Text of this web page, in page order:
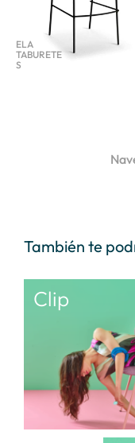
ELA
TABURETE
S
También te
Clip